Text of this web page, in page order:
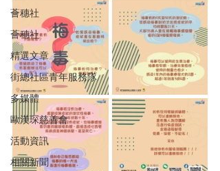
薈穗社
薈穗社
精選文章
街總社區青年服務隊
多媒體
歐漢琛慈善會
活動資訊
相關新聞